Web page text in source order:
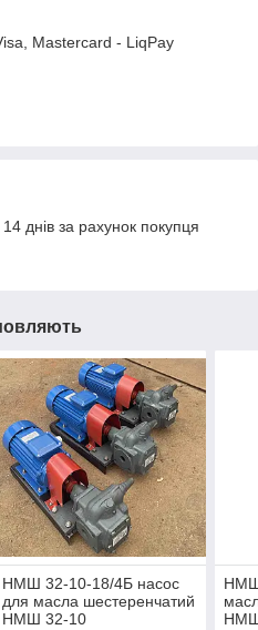
Mastercard - LiqPay
днів за рахунок покупця
НМШ 32-10-18/4Б насос
для масла шестеренчатий
НМШ 32-10
НМШ